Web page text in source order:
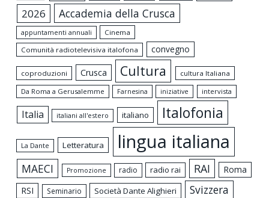
2026 Accademia della Crusca
appuntamenti annuali
Cinema
Comunità radiotelevisiva italofona
convegno
coproduzioni Crusca Cultura
cultura Italiana
Da Roma a Gerusalemme
Farnesina iniziative intervista
Italia italiani all'estero italiano Italofonia
La Dante Letteratura lingua italiana
MAECI Promozione radio radio rai RAI
Roma
RSI
Seminario Società Dante Alighieri Svizzera